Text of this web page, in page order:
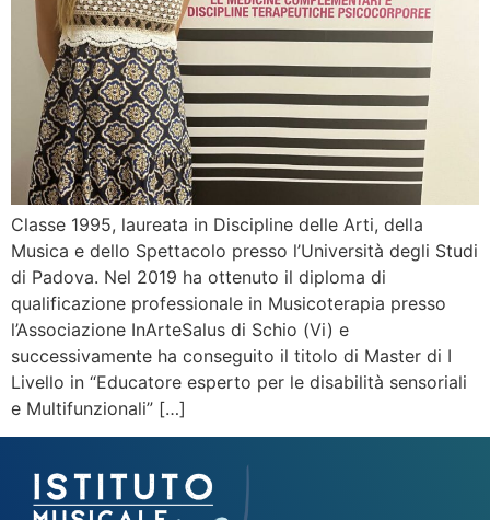
Classe 1995, laureata in Discipline delle Arti, della
Musica e dello Spettacolo presso l’Università degli Studi
di Padova. Nel 2019 ha ottenuto il diploma di
qualificazione professionale in Musicoterapia presso
l’Associazione InArteSalus di Schio (Vi) e
successivamente ha conseguito il titolo di Master di I
Livello in “Educatore esperto per le disabilità sensoriali
e Multifunzionali” […]